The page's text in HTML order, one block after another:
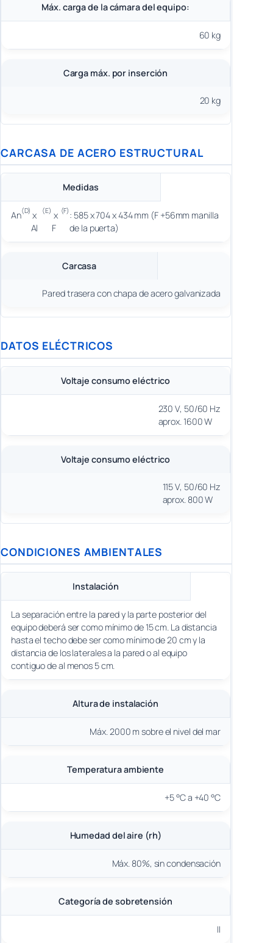
Máx. carga de la cámara del equipo:
60 kg
Carga máx. por inserción
20 kg
CARCASA DE ACERO ESTRUCTURAL
Medidas
An(D) x
Al
(E) x
F
(F) : 585 x 704 x 434 mm (F +56mm manilla
de la puerta)
Carcasa
Pared trasera con chapa de acero galvanizada
DATOS ELÉCTRICOS
Voltaje consumo eléctrico
230 V, 50/60 Hz
aprox. 1600 W
Voltaje consumo eléctrico
115 V, 50/60 Hz
aprox. 800 W
CONDICIONES AMBIENTALES
Instalación
La separación entre la pared y la parte posterior del
equipo deberá ser como mínimo de 15 cm. La distancia
hasta el techo debe ser como mínimo de 20 cm y la
distancia de los laterales a la pared o al equipo
contiguo de al menos 5 cm.
Altura de instalación
Máx. 2000 m sobre el nivel del mar
Temperatura ambiente
+5 °C a +40 °C
Humedad del aire (rh)
Máx. 80%, sin condensación
Categoría de sobretensión
II